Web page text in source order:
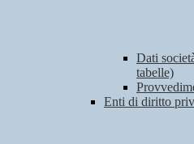
Dati
tabelle)
Enti di diritto